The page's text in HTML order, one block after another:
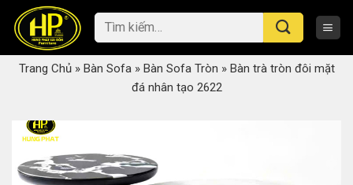
content
Tìm
kiếm:
Trang Chủ» Bàn Sofa» Bàn Sofa Tròn » Bàn trà tròn đôi mặt
đá nhân tạo 2622